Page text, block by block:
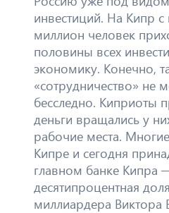
инвестиций. На Кипр с
миллион человек
половины всех
экономику. Конечно,
«сотрудничество» не
бесследно. Киприоты
деньги вращались у
рабочие места.
Кипре и сегодня
главном банке Кипра
десятипроцентная
миллиардера Виктора